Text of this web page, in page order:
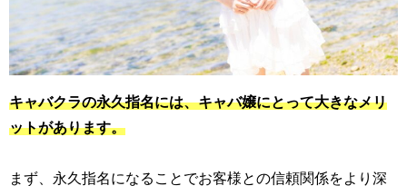
キャバクラの永久指名には、キャバ嬢にとって大きなメリ
ットがあります。
まず、永久指名になることでお客様との信頼関係をより深